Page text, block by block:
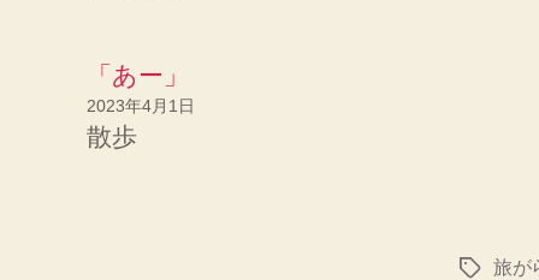
「あー」
2023年4月1日
散歩
タ 旅が